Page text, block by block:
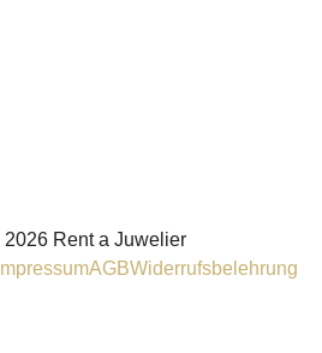
Rent a Juwelier
ImpressumAGBWiderrufsbelehrung